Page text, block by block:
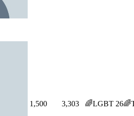
1,500 3,303 🌈LGBT